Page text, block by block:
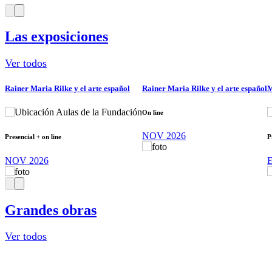
Las exposiciones
Ver todos
Rainer Maria Rilke y el arte español
Aulas de la Fundación
Presencial + on line
NOV 2026
Rainer Maria Rilke y el arte español
On line
NOV 2026
Grandes obras
Ver todos